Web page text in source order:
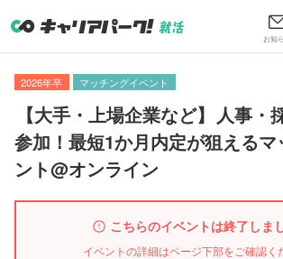
お知
2026年卒 マッチングイベント
【大手・上場企業など】 人事・
参加！最短1か月内定が狙える
ント@オンライン
こちらのイベントは終了しまし
イベントの詳細はページ下部をご確認く